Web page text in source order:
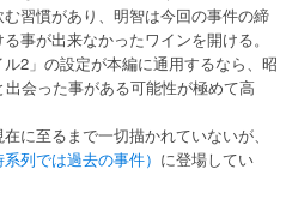
む習慣があり、明智は今回の事件の締
事が出来なかったワインを開ける。
2」の設定が本編に通用するなら、昭
会った事がある可能性が極めて高
に至るまで一切描かれていないが、
列では過去の事件） に登場してい